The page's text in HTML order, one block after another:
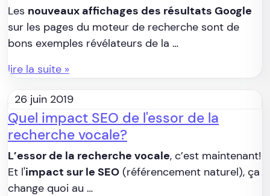
Les nouveaux affichages des résultats Google
sur les pages du moteur de recherche sont de
bons exemples révélateurs de la …
lire la suite »
26 juin 2019
Quel impact SEO de l'essor de la
recherche vocale?
L’essor de la recherche vocale, c’est maintenant!
Et l'impact sur le SEO (référencement naturel), ça
change quoi au …